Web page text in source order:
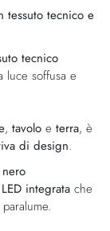
tessuto tecnico e
tecnico
luce soffusa e
, tavolo e terra, è
di design.
nero
integrata che